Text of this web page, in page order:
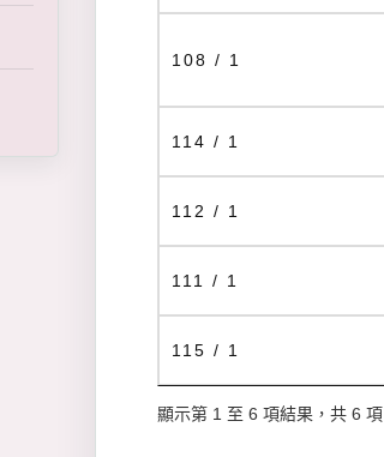
108 / 1
114 / 1
112 / 1
111 / 1
115 / 1
顯示第 1 至 6 項結果，共 6 項